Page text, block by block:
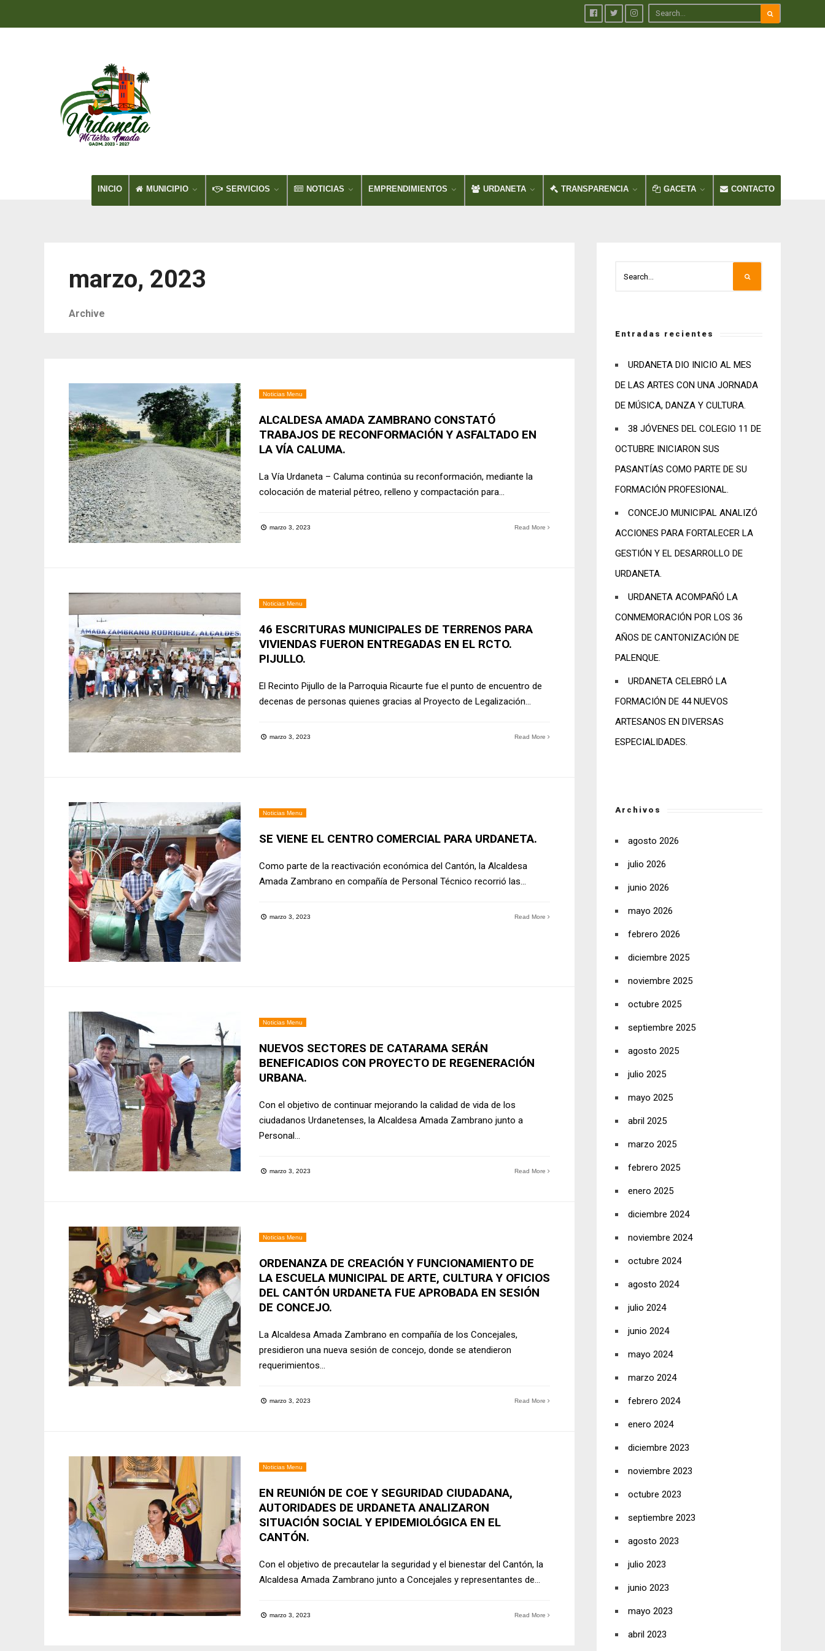
INICIO MUNICIPIO SERVICIOS NOTICIAS EMPRENDIMIENTOS URDANETA TRANSPARENCIA GACETA CONTACTO
marzo, 2023
Archive
Noticias Menu
ALCALDESA AMADA ZAMBRANO CONSTATÓ
TRABAJOS DE RECONFORMACIÓN Y ASFALTADO EN
LA VÍA CALUMA.
La Vía Urdaneta – Caluma continúa su reconformación, mediante la
colocación de material pétreo, relleno y compactación para...
marzo 3, 2023 Read More
Noticias Menu
46 ESCRITURAS MUNICIPALES DE TERRENOS PARA
VIVIENDAS FUERON ENTREGADAS EN EL RCTO.
PIJULLO.
El Recinto Pijullo de la Parroquia Ricaurte fue el punto de encuentro de
decenas de personas quienes gracias al Proyecto de Legalización...
marzo 3, 2023 Read More
Noticias Menu
SE VIENE EL CENTRO COMERCIAL PARA URDANETA.
Como parte de la reactivación económica del Cantón, la Alcaldesa
Amada Zambrano en compañía de Personal Técnico recorrió las...
marzo 3, 2023 Read More
Noticias Menu
NUEVOS SECTORES DE CATARAMA SERÁN
BENEFICADIOS CON PROYECTO DE REGENERACIÓN
URBANA.
Con el objetivo de continuar mejorando la calidad de vida de los
ciudadanos Urdanetenses, la Alcaldesa Amada Zambrano junto a
Personal...
marzo 3, 2023 Read More
Noticias Menu
ORDENANZA DE CREACIÓN Y FUNCIONAMIENTO DE
LA ESCUELA MUNICIPAL DE ARTE, CULTURA Y OFICIOS
DEL CANTÓN URDANETA FUE APROBADA EN SESIÓN
DE CONCEJO.
La Alcaldesa Amada Zambrano en compañía de los Concejales,
presidieron una nueva sesión de concejo, donde se atendieron
requerimientos...
marzo 3, 2023 Read More
Noticias Menu
EN REUNIÓN DE COE Y SEGURIDAD CIUDADANA,
AUTORIDADES DE URDANETA ANALIZARON
SITUACIÓN SOCIAL Y EPIDEMIOLÓGICA EN EL
CANTÓN.
Con el objetivo de precautelar la seguridad y el bienestar del Cantón, la
Alcaldesa Amada Zambrano junto a Concejales y representantes de...
marzo 3, 2023 Read More
Entradas recientes
URDANETA DIO INICIO AL MES
DE LAS ARTES CON UNA JORNADA
DE MÚSICA, DANZA Y CULTURA.
38 JÓVENES DEL COLEGIO 11 DE
OCTUBRE INICIARON SUS
PASANTÍAS COMO PARTE DE SU
FORMACIÓN PROFESIONAL.
CONCEJO MUNICIPAL ANALIZÓ
ACCIONES PARA FORTALECER LA
GESTIÓN Y EL DESARROLLO DE
URDANETA.
URDANETA ACOMPAÑÓ LA
CONMEMORACIÓN POR LOS 36
AÑOS DE CANTONIZACIÓN DE
PALENQUE.
URDANETA CELEBRÓ LA
FORMACIÓN DE 44 NUEVOS
ARTESANOS EN DIVERSAS
ESPECIALIDADES.
Archivos
agosto 2026
julio 2026
junio 2026
mayo 2026
febrero 2026
diciembre 2025
noviembre 2025
octubre 2025
septiembre 2025
agosto 2025
julio 2025
mayo 2025
abril 2025
marzo 2025
febrero 2025
enero 2025
diciembre 2024
noviembre 2024
octubre 2024
agosto 2024
julio 2024
junio 2024
mayo 2024
marzo 2024
febrero 2024
enero 2024
diciembre 2023
noviembre 2023
octubre 2023
septiembre 2023
agosto 2023
julio 2023
junio 2023
mayo 2023
abril 2023